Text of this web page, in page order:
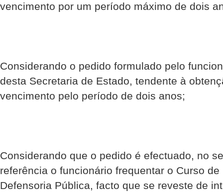
vencimento por um período máximo de dois
Considerando o pedido formulado pelo
desta Secretaria de Estado, tendente à
vencimento pelo período de dois anos;
Considerando que o pedido é efectuado, no
referência o funcionário frequentar o Curso
Defensoria Pública, facto que se reveste de